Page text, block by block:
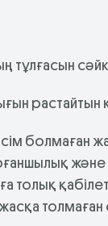
тұлғасын